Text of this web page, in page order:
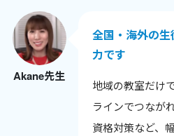
色んな年齢や背景の生徒さんと
が嬉しく、英語だけでなく新し
いです。
生徒さんから「知りたかった！
る瞬間が励みで、教えることで
Akane先生
全国・海外の
力です
地域の教室だけ
ラインでつなが
資格対策など、